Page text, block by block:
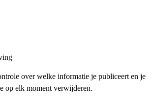
over welke informatie je publiceert en je
op elk moment verwijderen.